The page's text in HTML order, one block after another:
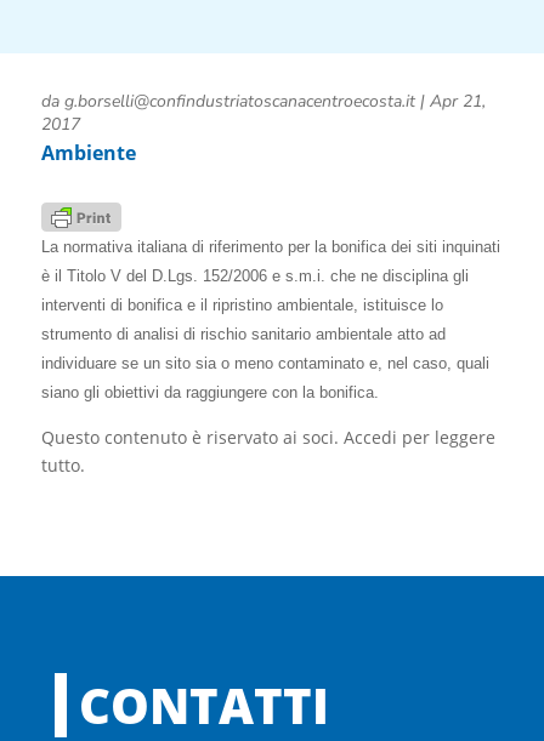
da g.borselli@confindustriatoscanacentroecosta.it| Apr 21,
2017
Ambiente
La normativa italiana di riferimento per la bonifica dei siti inquinati
è il Titolo V del D.Lgs. 152/2006 e s.m.i. che ne disciplina gli
interventi di bonifica e il ripristino ambientale, istituisce lo
strumento di analisi di rischio sanitario ambientale atto ad
individuare se un sito sia o meno contaminato e, nel caso, quali
siano gli obiettivi da raggiungere con la bonifica.
Questo contenuto è riservato ai soci. Accedi per leggere
tutto.
CONTATTI